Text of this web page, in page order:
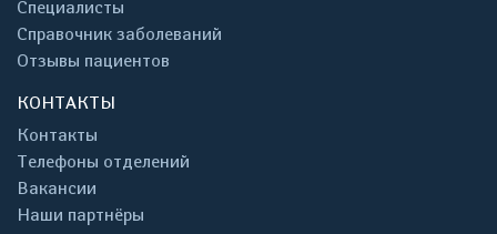
Специалисты
Справочник заболеваний
Отзывы пациентов
КОНТАКТЫ
Контакты
Телефоны отделений
Вакансии
Наши партнёры